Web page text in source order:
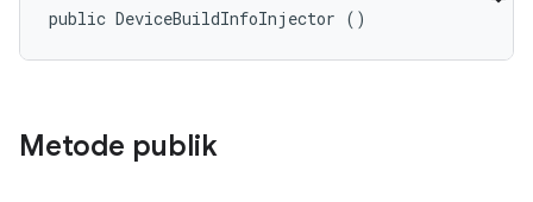
public DeviceBuildInfoInjector ()
Metode publik